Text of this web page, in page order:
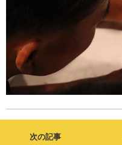
次の記事